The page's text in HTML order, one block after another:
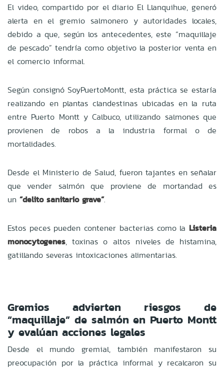
El video, compartido por el diario El Llanquihue, generó
alerta en el gremio salmonero y autoridades locales,
debido a que, según los antecedentes, este “maquillaje
de pescado” tendría como objetivo la posterior venta en
el comercio informal.
Según consignó SoyPuertoMontt, esta práctica se estaría
realizando en plantas clandestinas ubicadas en la ruta
entre Puerto Montt y Calbuco, utilizando salmones que
provienen de robos a la industria formal o de
mortalidades.
Desde el Ministerio de Salud, fueron tajantes en señalar
que vender salmón que proviene de mortandad es
un “delito sanitario grave”.
Estos peces pueden contener bacterias como la Listeria
monocytogenes, toxinas o altos niveles de histamina,
gatillando severas intoxicaciones alimentarias.
Gremios advierten riesgos de
“maquillaje” de salmón en Puerto Montt
y evalúan acciones legales
Desde el mundo gremial, también manifestaron su
preocupación por la práctica informal y recalcaron su